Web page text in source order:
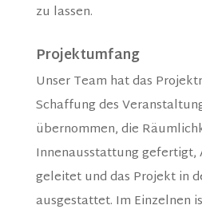
zu lassen.
Projektumfang
Unser Team hat das
Schaffung des
übernommen, die
Innenausstattung gefertigt,
geleitet und das Projekt in
ausgestattet. Im Einzelnen